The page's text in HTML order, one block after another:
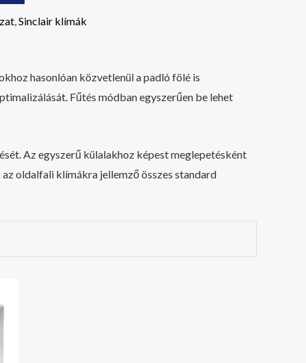
,Sinclair klímák
hasonlóan közvetlenül a padló fölé is
Fűtés módban egyszerűen be lehet
Az egyszerű külalakhoz képest meglepetésként
oldalfali klímákra jellemző összes standard